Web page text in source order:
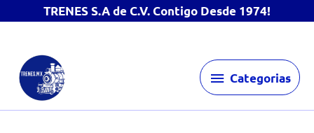
TRENES S.A de C.V. Contigo Desde 1974!
contenido
Categorias
Categorias